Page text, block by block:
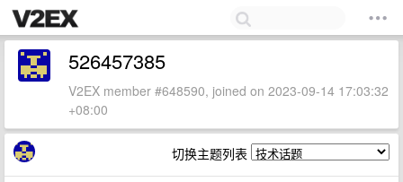
526457385
V2EX member #648590, joined on 2023-09-14 17:03:32
+08:00
切换主题列表